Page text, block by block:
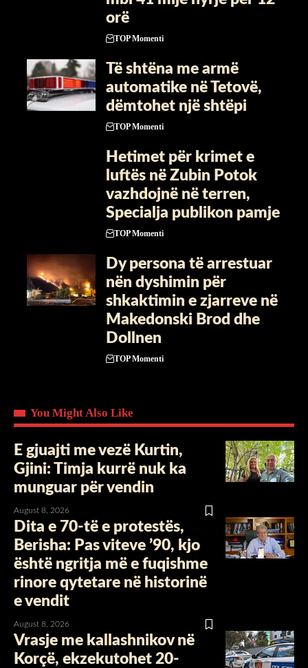
orë
TOP Momenti
Të shtëna me armë
automatike në Tetovë,
dëmtohet një shtëpi
TOP Momenti
Hetimet për krimet e
luftës në Zubin Potok
vazhdojnë në terren,
Specialja publikon pamje
TOP Momenti
Dy persona të arrestuar
nën dyshimin për
shkaktimin e zjarreve në
Makedonski Brod dhe
Dollnen
TOP Momenti
You Might Also Like
E gjuajti me vezë Kurtin, ​
Gjini: Timja kurrë nuk ka
munguar për vendin
August 8, 2026
Dita e 70-të e protestës,
Berisha: Pas viteve ’90, kjo
është ngritja më e fuqishme
rinore qytetare në historinë
e vendit
August 8, 2026
Vrasje me kallashnikov në
Korçë, ekzekutohet 20-